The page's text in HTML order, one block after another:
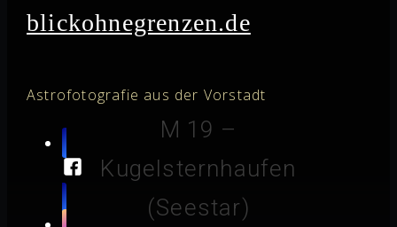
blickohnegrenzen.de
Astrofotografie aus der Vorstadt
M 19 –
Kugelsternhaufen
(Seestar)